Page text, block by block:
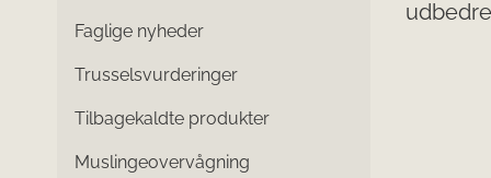
Faglige nyheder
Trusselsvurderinger
Tilbagekaldte produkter
Muslingeovervågning